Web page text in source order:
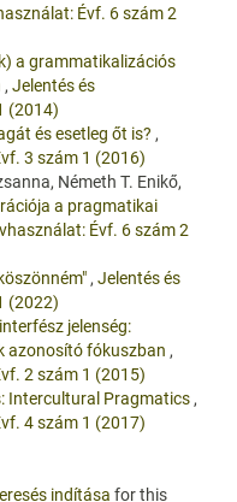
Évf. 6 szám 2
a grammatikalizációs
, Jelentés és
(2014)
és esetleg őt is? ,
3 szám 1 (2016)
Németh T. Enikő,
a pragmatikai
Évf. 6 szám 2
, Jelentés és
(2022)
jelenség:
azonosító fókuszban ,
2 szám 1 (2015)
Intercultural Pragmatics ,
4 szám 1 (2017)
indítása for this